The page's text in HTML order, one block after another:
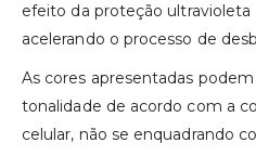
efeito da proteção ultravioleta
acelerando o processo de
As cores apresentadas
tonalidade de acordo com a
celular, não se enquadrando